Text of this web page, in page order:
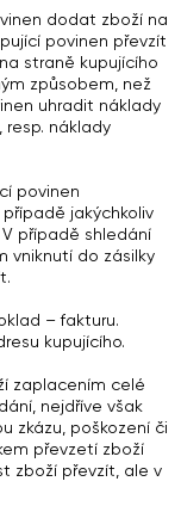
dodat zboží na
povinen převzít
straně kupujícího
způsobem, než
uhradit náklady
náklady
povinen
jakýchkoliv
případě shledání
vniknutí do zásilky
– fakturu.
kupujícího.
zaplacením celé
nejdříve však
zkázu, poškození či
převzetí zboží
zboží převzít, ale v